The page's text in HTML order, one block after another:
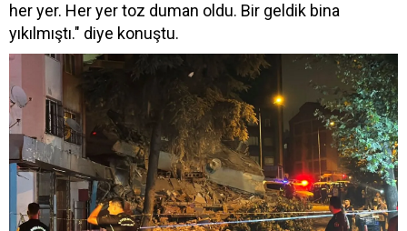
her yer. Her yer toz duman oldu. Bir geldik bina
yıkılmıştı." diye konuştu.